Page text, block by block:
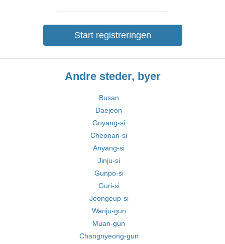
Start registreringen
Andre steder, byer
Busan
Daejeon
Goyang-si
Cheonan-si
Anyang-si
Jinju-si
Gunpo-si
Guri-si
Jeongeup-si
Wanju-gun
Muan-gun
Changnyeong-gun